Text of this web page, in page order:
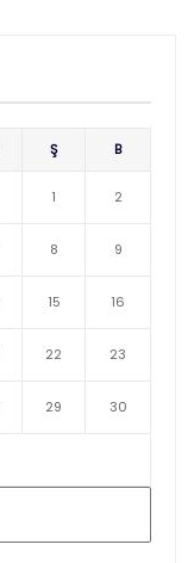
Ş B
1 2
8 9
15 16
22 23
29 30